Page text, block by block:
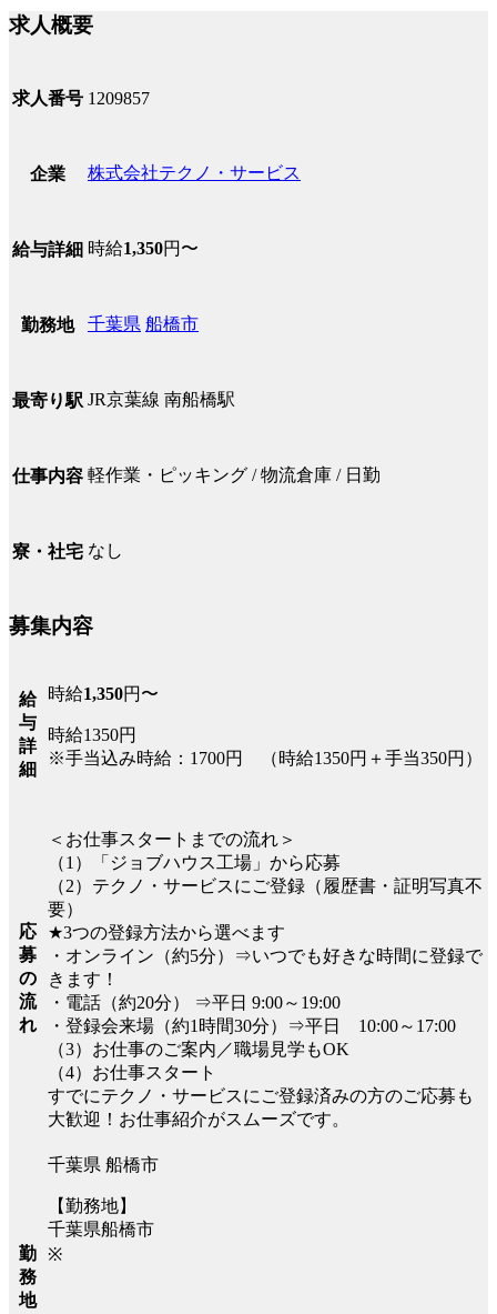
求人概要
求人番号 1209857
企業 株式会社テクノ・サービス
給与詳細 時給1,350円〜
勤務地 千葉県 船橋市
最寄り駅 JR京葉線 南船橋駅
仕事内容 軽作業・ピッキング / 物流倉庫 / 日勤
寮・社宅 なし
募集内容
給
与
詳
細
時給1,350円〜
時給1350円
※手当込み時給：1700円 （時給1350円＋手当350円）
応
募
の
流
れ
＜お仕事スタートまでの流れ＞
（1）「ジョブハウス工場」から応募
（2）テクノ・サービスにご登録（履歴書・証明写真不
要）
★3つの登録方法から選べます
・オンライン（約5分）⇒いつでも好きな時間に登録で
きます！
・電話（約20分） ⇒平日 9:00～19:00
・登録会来場（約1時間30分）⇒平日 10:00～17:00
（3）お仕事のご案内／職場見学もOK
（4）お仕事スタート
すでにテクノ・サービスにご登録済みの方のご応募も
大歓迎！お仕事紹介がスムーズです。
勤
務
地
千葉県 船橋市
【勤務地】
千葉県船橋市
※